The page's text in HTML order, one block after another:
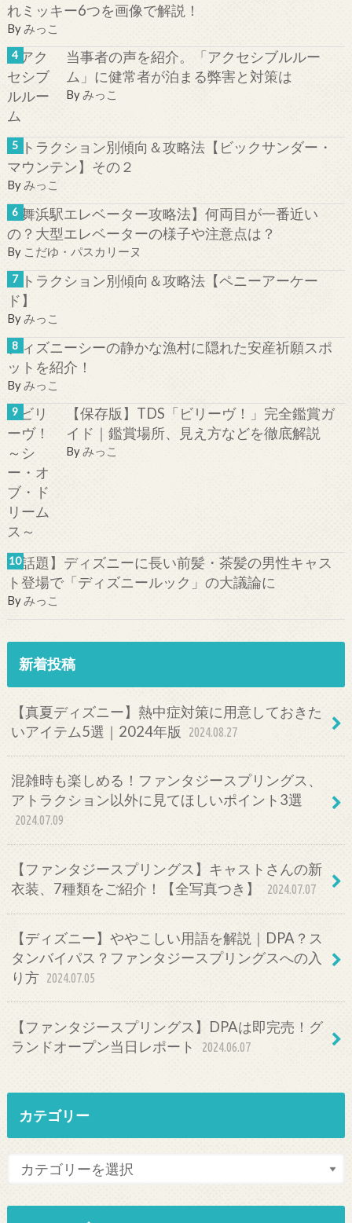
れミッキー6つを画像で解説！
Byみっこ
当事者の声を紹介。「アクセシブルルー
ム」に健常者が泊まる弊害と対策は
Byみっこ
アトラクション別傾向＆攻略法【ビックサンダー・
マウンテン】その２
Byみっこ
【舞浜駅エレベーター攻略法】何両目が一番近い
の？大型エレベーターの様子や注意点は？
By こだゆ・パスカリーヌ
アトラクション別傾向＆攻略法【ペニーアーケー
ド】
Byみっこ
ディズニーシーの静かな漁村に隠れた安産祈願スポ
ットを紹介！
Byみっこ
【保存版】TDS「ビリーヴ！」完全鑑賞ガ
イド｜鑑賞場所、見え方などを徹底解説
Byみっこ
【話題】ディズニーに長い前髪・茶髪の男性キャス
ト登場で「ディズニールック」の大議論に
Byみっこ
新着投稿
【真夏ディズニー】熱中症対策に用意しておきた
いアイテム5選｜2024年版
2024.08.27
混雑時も楽しめる！ファンタジースプリングス、
アトラクション以外に見てほしいポイント3選
2024.07.09
【ファンタジースプリングス】キャストさんの新
衣装、7種類をご紹介！【全写真つき】
2024.07.07
【ディズニー】ややこしい用語を解説｜DPA？ス
タンバイパス？ファンタジースプリングスへの入
り方 2024.07.05
【ファンタジースプリングス】DPAは即完売！グ
ランドオープン当日レポート
2024.06.07
カテゴリー